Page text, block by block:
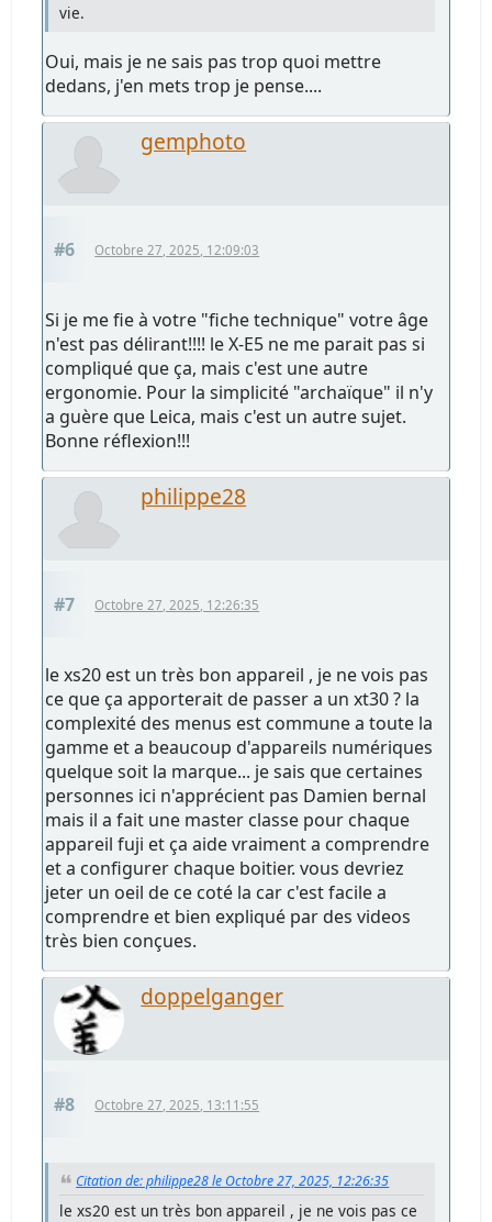
vie.
Oui, mais je ne sais pas trop quoi mettre
dedans, j'en mets trop je pense....
gemphoto
#6 Octobre 27, 2025, 12:09:03
Si je me fie à votre "fiche technique" votre âge
n'est pas délirant!!!! le X-E5 ne me parait pas si
compliqué que ça, mais c'est une autre
ergonomie. Pour la simplicité "archaïque" il n'y
a guère que Leica, mais c'est un autre sujet.
Bonne réflexion!!!
philippe28
#7 Octobre 27, 2025, 12:26:35
le xs20 est un très bon appareil , je ne vois pas
ce que ça apporterait de passer a un xt30 ? la
complexité des menus est commune a toute la
gamme et a beaucoup d'appareils numériques
quelque soit la marque... je sais que certaines
personnes ici n'apprécient pas Damien bernal
mais il a fait une master classe pour chaque
appareil fuji et ça aide vraiment a comprendre
et a configurer chaque boitier. vous devriez
jeter un oeil de ce coté la car c'est facile a
comprendre et bien expliqué par des videos
très bien conçues.
doppelganger
#8 Octobre 27, 2025, 13:11:55
Citation de: philippe28 le Octobre 27, 2025, 12:26:35
le xs20 est un très bon appareil , je ne vois pas ce